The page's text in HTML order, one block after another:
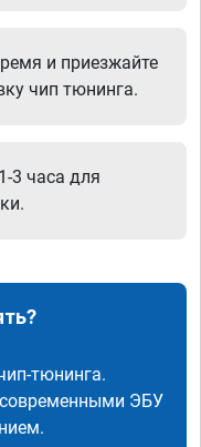
и приезжайте
чип тюнинга.
3 часа для
тюнинга.
современными ЭБУ